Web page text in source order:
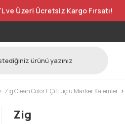
ve Üzeri Ücretsiz Kargo Fırsatı!
Zig Clean Color F Çift uçlu Marker Kalemler
Zig